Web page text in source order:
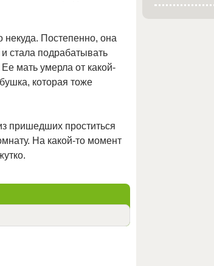
Постепенно, она
стала подрабатывать
мать умерла от какой-
которая тоже
пришедших проститься
На какой-то момент